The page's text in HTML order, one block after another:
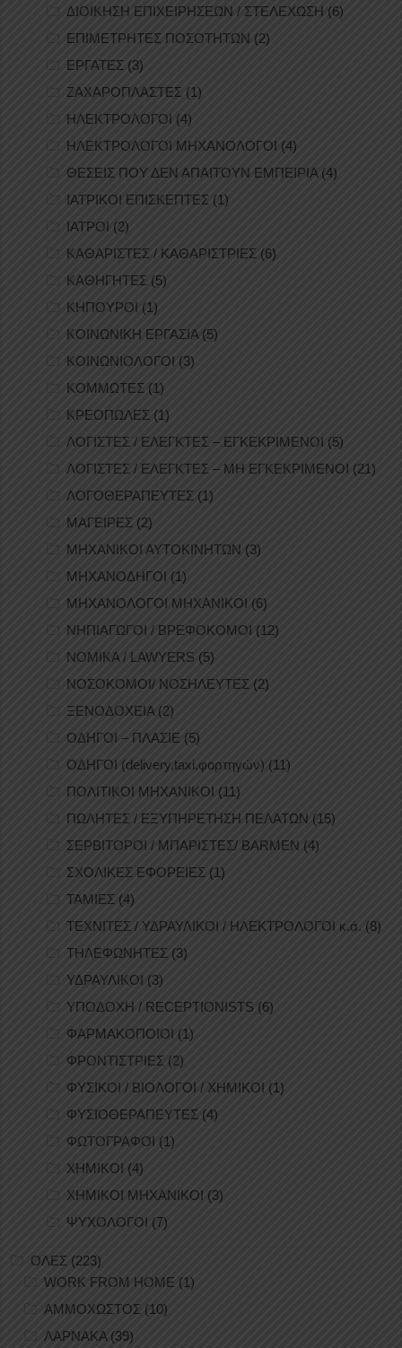
ΔΙΟΙΚΗΣΗ ΕΠΙΧΕΙΡΗΣΕΩΝ / ΣΤΕΛΕΧΩΣΗ (6)
ΕΠΙΜΕΤΡΗΤΕΣ ΠΟΣΟΤΗΤΩΝ (2)
ΕΡΓΑΤΕΣ (3)
ΖΑΧΑΡΟΠΛΑΣΤΕΣ (1)
ΗΛΕΚΤΡΟΛΟΓΟΙ (4)
ΗΛΕΚΤΡΟΛΟΓΟΙ ΜΗΧΑΝΟΛΟΓΟΙ (4)
ΘΕΣΕΙΣ ΠΟΥ ΔΕΝ ΑΠΑΙΤΟΥΝ ΕΜΠΕΙΡΙΑ (4)
ΙΑΤΡΙΚΟΙ ΕΠΙΣΚΕΠΤΕΣ (1)
ΙΑΤΡΟΙ (2)
ΚΑΘΑΡΙΣΤΕΣ / ΚΑΘΑΡΙΣΤΡΙΕΣ (6)
ΚΑΘΗΓΗΤΕΣ (5)
ΚΗΠΟΥΡΟΙ (1)
ΚΟΙΝΩΝΙΚΗ ΕΡΓΑΣΙΑ(5)
ΚΟΙΝΩΝΙΟΛΟΓΟΙ (3)
ΚΟΜΜΩΤΕΣ (1)
ΚΡΕΟΠΩΛΕΣ (1)
ΛΟΓΙΣΤΕΣ / ΕΛΕΓΚΤΕΣ – ΕΓΚΕΚΡΙΜΕΝΟΙ (5)
ΛΟΓΙΣΤΕΣ / ΕΛΕΓΚΤΕΣ – ΜΗ ΕΓΚΕΚΡΙΜΕΝΟΙ (21)
ΛΟΓΟΘΕΡΑΠΕΥΤΕΣ (1)
ΜΑΓΕΙΡΕΣ (2)
ΜΗΧΑΝΙΚΟΙ ΑΥΤΟΚΙΝΗΤΩΝ (3)
ΜΗΧΑΝΟΔΗΓΟΙ (1)
ΜΗΧΑΝΟΛΟΓΟΙ ΜΗΧΑΝΙΚΟΙ (6)
ΝΗΠΙΑΓΩΓΟΙ / ΒΡΕΦΟΚΟΜΟΙ (12)
ΝΟΜΙΚΑ / LAWYERS (5)
ΝΟΣΟΚΟΜΟΙ/ ΝΟΣΗΛΕΥΤΕΣ (2)
ΞΕΝΟΔΟΧΕΙΑ (2)
ΟΔΗΓΟΙ – ΠΛΑΣΙΕ (5)
ΟΔΗΓΟΙ (delivery,taxi,φορτηγών) (11)
ΠΟΛΙΤΙΚΟΙ ΜΗΧΑΝΙΚΟΙ (11)
ΠΩΛΗΤΕΣ / ΕΞΥΠΗΡΕΤΗΣΗ ΠΕΛΑΤΩΝ (15)
ΣΕΡΒΙΤΟΡΟΙ / ΜΠΑΡΙΣΤΕΣ/ BARMEN (4)
ΣΧΟΛΙΚΕΣ ΕΦΟΡΕΙΕΣ (1)
ΤΑΜΙΕΣ (4)
ΤΕΧΝΙΤΕΣ / ΥΔΡΑΥΛΙΚΟΙ / ΗΛΕΚΤΡΟΛΟΓΟΙ κ.ά. (8)
ΤΗΛΕΦΩΝΗΤΕΣ (3)
ΥΔΡΑΥΛΙΚΟΙ (3)
ΥΠΟΔΟΧΗ / RECEPTIONISTS (6)
ΦΑΡΜΑΚΟΠΟΙΟΙ (1)
ΦΡΟΝΤΙΣΤΡΙΕΣ (2)
ΦΥΣΙΚΟΙ / ΒΙΟΛΟΓΟΙ / ΧΗΜΙΚΟΙ (1)
ΦΥΣΙΟΘΕΡΑΠΕΥΤΕΣ (4)
ΦΩΤΟΓΡΑΦΟΙ (1)
ΧΗΜΙΚΟΙ (4)
ΧΗΜΙΚΟΙ ΜΗΧΑΝΙΚΟΙ (3)
ΨΥΧΟΛΟΓΟΙ (7)
ΟΛΕΣ (223)
WORK FROM HOME (1)
ΑΜΜΟΧΩΣΤΟΣ (10)
ΛΑΡΝΑΚΑ(39)